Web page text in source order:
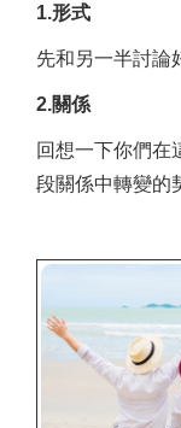
1.形式
先和另一半討論
2.關係
回想一下你們在
段關係中轉變的